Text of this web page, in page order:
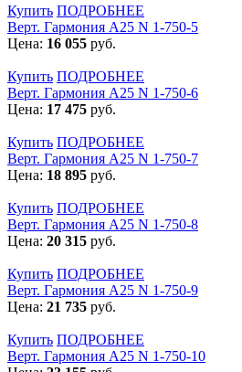
Купить ПОДРОБНЕЕ
Верт. Гармония А25 N 1-750-5
Цена: 16 055 руб.
Купить ПОДРОБНЕЕ
Верт. Гармония А25 N 1-750-6
Цена: 17 475 руб.
Купить ПОДРОБНЕЕ
Верт. Гармония А25 N 1-750-7
Цена: 18 895 руб.
Купить ПОДРОБНЕЕ
Верт. Гармония А25 N 1-750-8
Цена: 20 315 руб.
Купить ПОДРОБНЕЕ
Верт. Гармония А25 N 1-750-9
Цена: 21 735 руб.
Купить ПОДРОБНЕЕ
Верт. Гармония А25 N 1-750-10